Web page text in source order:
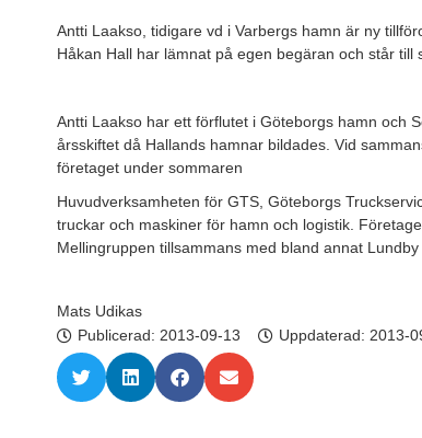
Antti Laakso, tidigare vd i Varbergs hamn är ny
Håkan Hall har lämnat på egen begäran och står
Antti Laakso har ett förflutet i Göteborgs hamn och
årsskiftet då Hallands hamnar bildades. Vid
företaget under sommaren
Huvudverksamheten för GTS, Göteborgs
truckar och maskiner för hamn och logistik.
Mellingruppen tillsammans med bland annat
Mats Udikas
Publicerad: 2013-09-13 Uppdaterad: 2013-